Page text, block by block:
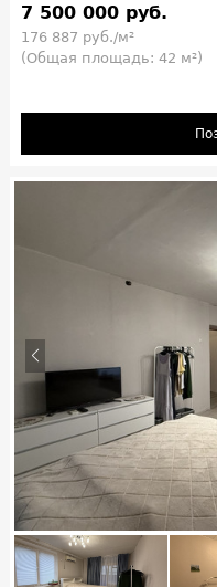
7 500 000 руб.
176 887 руб./м²
(Общая площадь: 42 м²)